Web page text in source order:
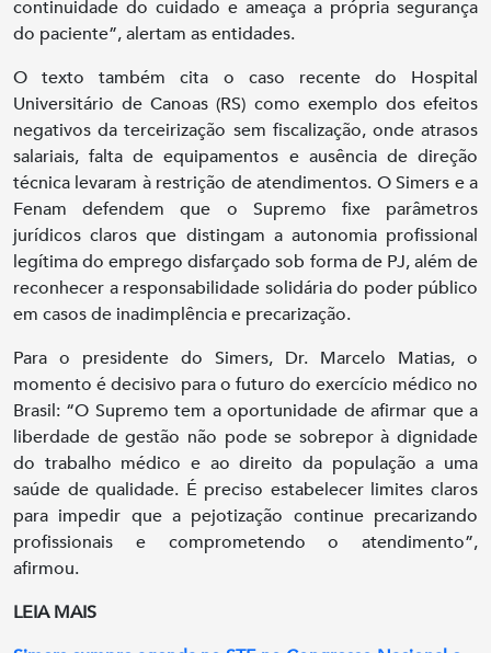
continuidade do cuidado e ameaça a própria segurança
do paciente”, alertam as entidades.
O texto também cita o caso recente do Hospital
Universitário de Canoas (RS) como exemplo dos efeitos
negativos da terceirização sem fiscalização, onde atrasos
salariais, falta de equipamentos e ausência de direção
técnica levaram à restrição de atendimentos. O Simers e a
Fenam defendem que o Supremo fixe parâmetros
jurídicos claros que distingam a autonomia profissional
legítima do emprego disfarçado sob forma de PJ, além de
reconhecer a responsabilidade solidária do poder público
em casos de inadimplência e precarização.
Para o presidente do Simers, Dr. Marcelo Matias, o
momento é decisivo para o futuro do exercício médico no
Brasil: “O Supremo tem a oportunidade de afirmar que a
liberdade de gestão não pode se sobrepor à dignidade
do trabalho médico e ao direito da população a uma
saúde de qualidade. É preciso estabelecer limites claros
para impedir que a pejotização continue precarizando
profissionais e comprometendo o atendimento”,
afirmou.
LEIA MAIS